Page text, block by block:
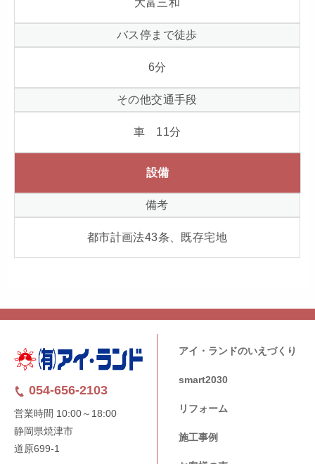
大富三和
バス停まで徒歩
6分
その他交通手段
車 11分
設備
備考
都市計画法43条、既存宅地
054-656-2103
営業時間 10:00～18:00
静岡県焼津市
道原699-1
アイ・ランドのいえづくり
smart2030
リフォーム
施工事例